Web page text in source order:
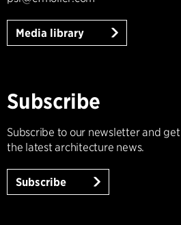
Media library
Subscribe
Subscribe to our newsletter and get
the latest architecture news.
Subscribe